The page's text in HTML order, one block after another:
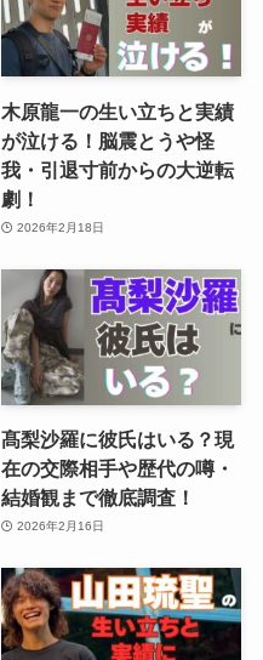
木原龍一の生い立ちと実績
が泣ける！脳震とうや怪
我・引退寸前からの大逆転
劇！
2026年2月18日
髙梨沙羅に彼氏はいる？現
在の交際相手や歴代の噂・
結婚観まで徹底調査！
2026年2月16日